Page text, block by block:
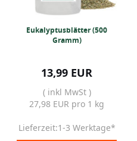
Eukalyptusblätter (500
Gramm)
13,99 EUR
( inkl MwSt )
27,98 EUR pro 1 kg
Lieferzeit:1-3 Werktage*